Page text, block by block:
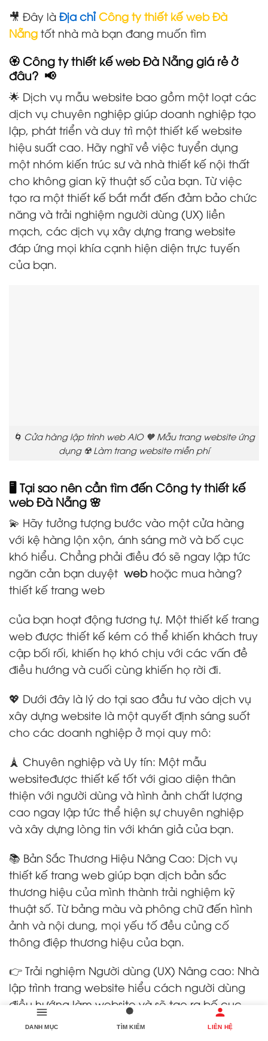
🎥 Đây là Địa chỉCông ty thiết kế web Đà
Nẵng tốt nhà mà bạn đang muốn tìm
🏵️ Công ty thiết kế web Đà Nẵng giá rẻ ở
đâu? 📢
🌟 Dịch vụ mẫu website bao gồm một loạt các
dịch vụ chuyên nghiệp giúp doanh nghiệp tạo
lập, phát triển và duy trì một thiết kế website
hiệu suất cao. Hãy nghĩ về việc tuyển dụng
một nhóm kiến trúc sư và nhà thiết kế nội thất
cho không gian kỹ thuật số của bạn. Từ việc
tạo ra một thiết kế bắt mắt đến đảm bảo chức
năng và trải nghiệm người dùng (UX) liền
mạch, các dịch vụ xây dựng trang website
đáp ứng mọi khía cạnh hiện diện trực tuyến
của bạn.
🌀 Cửa hàng lập trình web AIO 🧡 Mẫu trang website ứng
dụng ☢️ Làm trang website miễn phí
🖥️ Tại sao nên cần tìm đến Công ty thiết kế
web Đà Nẵng 🌸
💫 Hãy tưởng tượng bước vào một cửa hàng
với kệ hàng lộn xộn, ánh sáng mờ và bố cục
khó hiểu. Chẳng phải điều đó sẽ ngay lập tức
ngăn cản bạn duyệt webhoặc mua hàng?
thiết kế trang web
của bạn hoạt động tương tự. Một thiết kế trang
web được thiết kế kém có thể khiến khách truy
cập bối rối, khiến họ khó chịu với các vấn đề
điều hướng và cuối cùng khiến họ rời đi.
💖 Dưới đây là lý do tại sao đầu tư vào dịch vụ
xây dựng website là một quyết định sáng suốt
cho các doanh nghiệp ở mọi quy mô:
🗼 Chuyên nghiệp và Uy tín: Một mẫu
websiteđược thiết kế tốt với giao diện thân
thiện với người dùng và hình ảnh chất lượng
cao ngay lập tức thể hiện sự chuyên nghiệp
và xây dựng lòng tin với khán giả của bạn.
📚 Bản Sắc Thương Hiệu Nâng Cao: Dịch vụ
thiết kế trang web giúp bạn dịch bản sắc
thương hiệu của mình thành trải nghiệm kỹ
thuật số. Từ bảng màu và phông chữ đến hình
ảnh và nội dung, mọi yếu tố đều củng cố
thông điệp thương hiệu của bạn.
👉 Trải nghiệm Người dùng (UX) Nâng cao: Nhà
lập trình trang website hiểu cách người dùng
điều hướng làm website và sẽ tạo ra bố cục
trực quan giúp khách truy cập dễ dàng tìm
DANH MỤC TÌM KIẾM LIÊN HỆ